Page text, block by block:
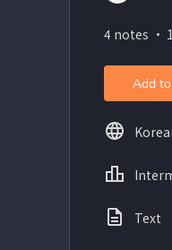
4 notes ・
Add
Text